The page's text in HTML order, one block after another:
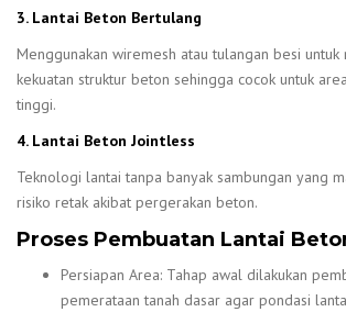
3. Lantai Beton Bertulang
Menggunakan wiremesh atau tulangan besi untuk
kekuatan struktur beton sehingga cocok untuk
tinggi.
4. Lantai Beton Jointless
Teknologi lantai tanpa banyak sambungan yang
risiko retak akibat pergerakan beton.
Proses Pembuatan Lantai
Persiapan Area: Tahap awal dilakukan
pemerataan tanah dasar agar pondasi